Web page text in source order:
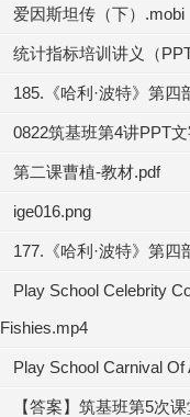
爱因斯坦传（下）.mobi
统计指标培训讲义（
185.《哈利·波特》第
0822筑基班第4讲PPT
第二课曹植-教材.pdf
ige016.png
177.《哈利·波特》第
Play School Celebrity
Fishies.mp4
Play School Carnival Of
【答案】筑基班第5次